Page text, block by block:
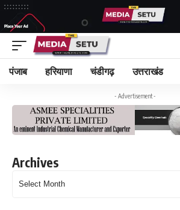
पंजाब हरियाणा चंडीगढ़ उत्तराखंड
- Advertisement -
Archives